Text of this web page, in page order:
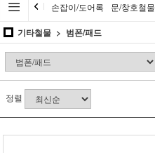
손잡이/도어록 문/창호철물
기타철물 범폰/패드
정렬